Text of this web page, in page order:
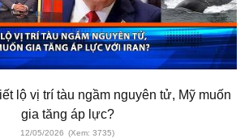
lộ vị trí tàu ngầm nguyên tử, Mỹ muốn
gia tăng áp lực?
12/05/2026 (Xem: 3735)